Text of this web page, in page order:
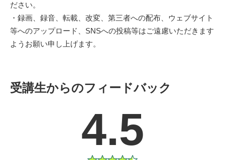
ださい。
・録画、録音、転載、改変、第三者への配布、ウェブサイト
等へのアップロード、SNSへの投稿等はご遠慮いただきます
ようお願い申し上げます。
受講生からのフィードバック
4.5